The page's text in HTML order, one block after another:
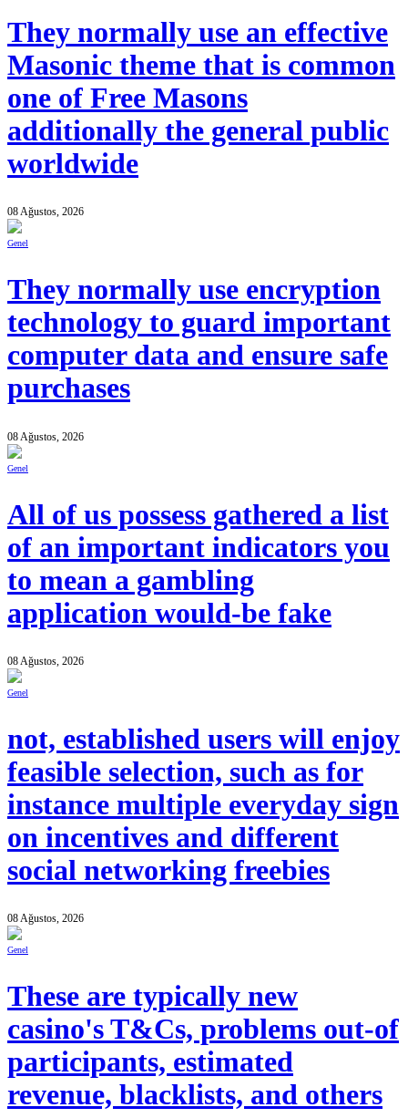
They normally use an effective
Masonic theme that is common
one of Free Masons
additionally the general public
worldwide
08 Ağustos, 2026
Genel
They normally use encryption
technology to guard important
computer data and ensure safe
purchases
08 Ağustos, 2026
Genel
All of us possess gathered a list
of an important indicators you
to mean a gambling
application would-be fake
08 Ağustos, 2026
Genel
not, established users will enjoy
feasible selection, such as for
instance multiple everyday sign
on incentives and different
social networking freebies
08 Ağustos, 2026
Genel
These are typically new
casino's T&Cs, problems out-of
participants, estimated
revenue, blacklists, and others